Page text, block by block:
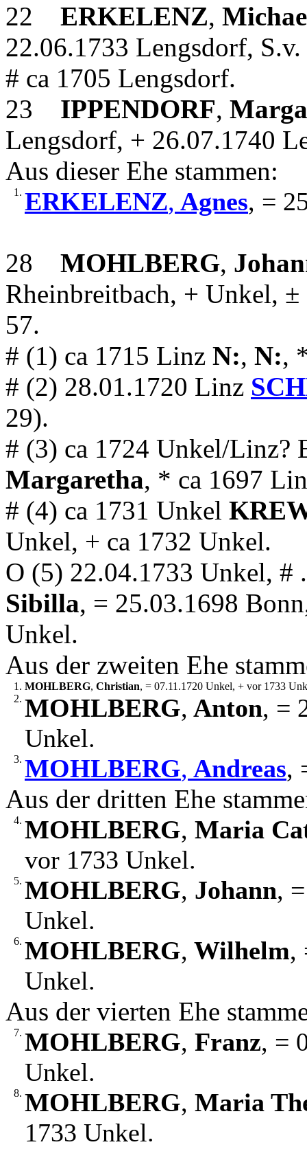
22 ERKELENZ,
22.06.1733 Lengsdorf,
# ca 1705 Lengsdorf.
23 IPPENDORF,
Lengsdorf, + 26.07.1740
Aus dieser Ehe stammen:
1. ERKELENZ, Agnes, =
28 MOHLBERG,
Rheinbreitbach, + Unkel,
57.
# (1) ca 1715 Linz N:, N:,
# (2) 28.01.1720 Linz
29).
# (3) ca 1724 Unkel/Linz?
Margaretha, * ca 1697
# (4) ca 1731 Unkel
Unkel, + ca 1732 Unkel.
O (5) 22.04.1733 Unkel,
Sibilla, = 25.03.1698
Unkel.
Aus der zweiten Ehe
1. MOHLBERG, Christian, = 07.11.1720 Unkel, + vor 1733
2. MOHLBERG, Anton, =
Unkel.
3. MOHLBERG, Andreas,
Aus der dritten Ehe
4. MOHLBERG, Maria
vor 1733 Unkel.
5. MOHLBERG, Johann,
Unkel.
6. MOHLBERG, Wilhelm,
Unkel.
Aus der vierten Ehe
7. MOHLBERG, Franz, =
Unkel.
8. MOHLBERG, Maria
1733 Unkel.